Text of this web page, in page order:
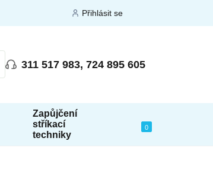
Přihlásit se
311 517 983, 724 895 605
Zapůjčení
stříkací
techniky
0